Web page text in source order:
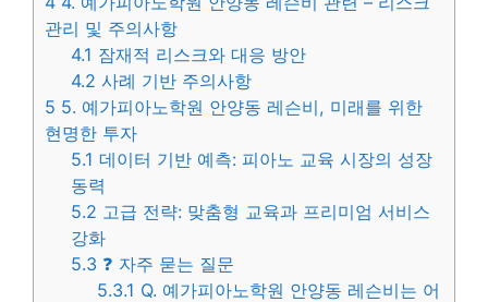
관리 및 주의사항
4.1 잠재적 리스크와 대응 방안
4.2 사례 기반 주의사항
5 5. 예가피아노학원 안양동 레슨비, 미래를 위한
현명한 투자
5.1 데이터 기반 예측: 피아노 교육 시장의 성장
동력
5.2 고급 전략: 맞춤형 교육과 프리미엄 서비스
강화
5.3 ❓ 자주 묻는 질문
5.3.1 Q. 예가피아노학원 안양동 레슨비는 어